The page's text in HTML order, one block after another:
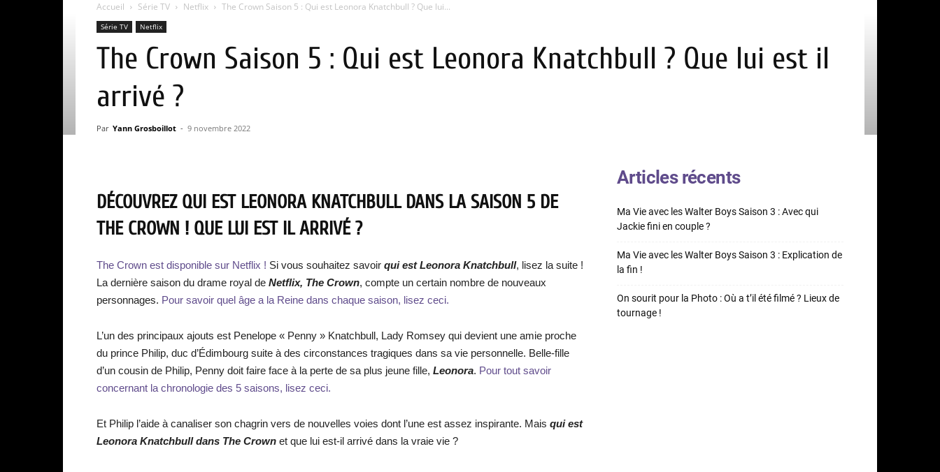
Accueil Série TV Netflix The Crown Saison 5 : Qui est Leonora Knatchbull ? Que lui...
Série TV Netflix
The Crown Saison 5 : Qui est Leonora Knatchbull ? Que lui est il
arrivé ?
Par Yann Grosboillot - 9 novembre 2022
DÉCOUVREZ QUI EST LEONORA KNATCHBULL DANS LA SAISON 5 DE
THE CROWN ! QUE LUI EST IL ARRIVÉ ?
The Crown est disponible sur Netflix ! Si vous souhaitez savoir qui est Leonora Knatchbull, lisez la suite !
La dernière saison du drame royal de Netflix, The Crown, compte un certain nombre de nouveaux
personnages. Pour savoir quel âge a la Reine dans chaque saison, lisez ceci.
L’un des principaux ajouts est Penelope « Penny » Knatchbull, Lady Romsey qui devient une amie proche
du prince Philip, duc d’Édimbourg suite à des circonstances tragiques dans sa vie personnelle. Belle-fille
d’un cousin de Philip, Penny doit faire face à la perte de sa plus jeune fille, Leonora. Pour tout savoir
concernant la chronologie des 5 saisons, lisez ceci.
Et Philip l’aide à canaliser son chagrin vers de nouvelles voies dont l’une est assez inspirante. Mais qui est
Leonora Knatchbull dans The Crown et que lui est-il arrivé dans la vraie vie ?
Articles récents
Ma Vie avec les Walter Boys Saison 3 : Avec qui
Jackie fini en couple ?
Ma Vie avec les Walter Boys Saison 3 : Explication de
la fin !
On sourit pour la Photo : Où a t’il été filmé ? Lieux de
tournage !